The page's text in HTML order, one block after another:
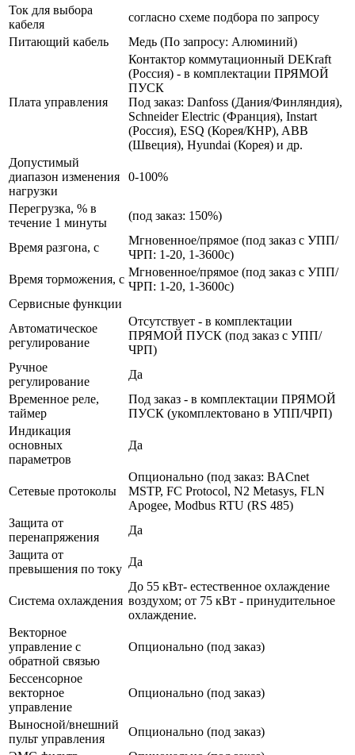
Ток для выбора
кабеля
согласно схеме подбора по запросу
Питающий кабель
Медь (По запросу: Алюминий)
Плата управления
Контактор коммутационный DEKraft
(Россия) - в комплектации ПРЯМОЙ
ПУСК
Под заказ: Danfoss (Дания/Финляндия),
Schneider Electric (Франция), Instart
(Россия), ESQ (Корея/КНР), ABB
(Швеция), Hyundai (Корея) и др.
Допустимый
диапазон изменения
нагрузки
0-100%
Перегрузка, % в
течение 1 минуты
(под заказ: 150%)
Время разгона, с
Мгновенное/прямое (под заказ с УПП/
ЧРП: 1-20, 1-3600с)
Время торможения, с
Мгновенное/прямое (под заказ с УПП/
ЧРП: 1-20, 1-3600с)
Сервисные функции
Автоматическое
регулирование
Отсутствует - в комплектации
ПРЯМОЙ ПУСК (под заказ с УПП/
ЧРП)
Ручное
регулирование
Да
Временное реле,
таймер
Под заказ - в комплектации ПРЯМОЙ
ПУСК (укомплектовано в УПП/ЧРП)
Индикация
основных
параметров
Да
Сетевые протоколы
Опционально (под заказ: BACnet
MSTP, FC Protocol, N2 Metasys, FLN
Apogee, Modbus RTU (RS 485)
Защита от
перенапряжения
Да
Защита от
превышения по току
Да
Система охлаждения
До 55 кВт- естественное охлаждение
воздухом; от 75 кВт - принудительное
охлаждение.
Векторное
управление с
обратной связью
Опционально (под заказ)
Бессенсорное
векторное
управление
Опционально (под заказ)
Выносной/внешний
пульт управления
Опционально (под заказ)